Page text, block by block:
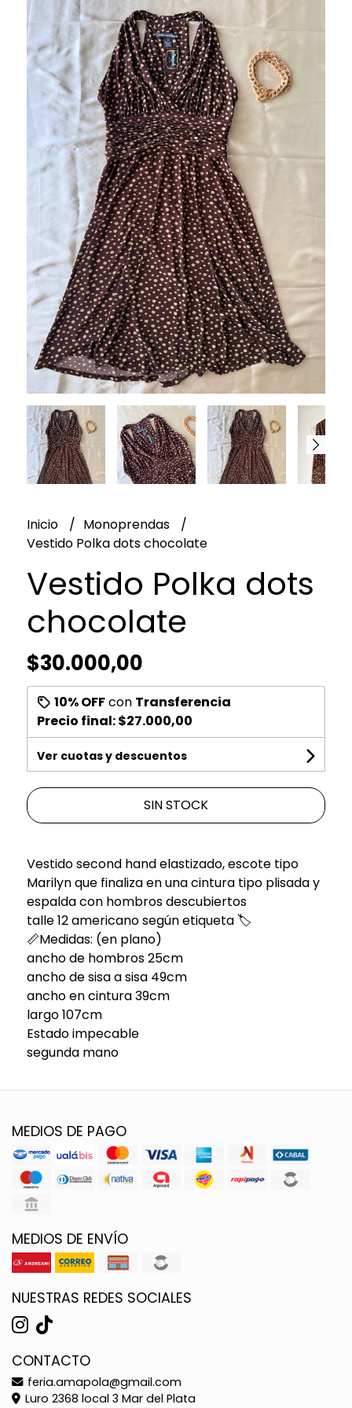
Inicio
Monoprendas
Vestido Polka dots chocolate
Vestido Polka dots
chocolate
$30.000,00
10% OFFcon Transferencia
Precio final:$27.000,00
Ver cuotas y descuentos
SIN STOCK
Vestido second hand elastizado, escote tipo
Marilyn que finaliza en una cintura tipo plisada y
espalda con hombros descubiertos
talle 12 americano según etiqueta 🏷️
📏Medidas: (en plano)
ancho de hombros 25cm
ancho de sisa a sisa 49cm
ancho en cintura 39cm
largo 107cm
Estado impecable
segunda mano
MEDIOS DE PAGO
MEDIOS DE ENVÍO
NUESTRAS REDES SOCIALES
CONTACTO
feria.amapola@gmail.com
Luro 2368 local 3 Mar del Plata